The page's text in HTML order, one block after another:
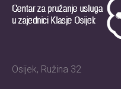
Osijek, Ružina 32